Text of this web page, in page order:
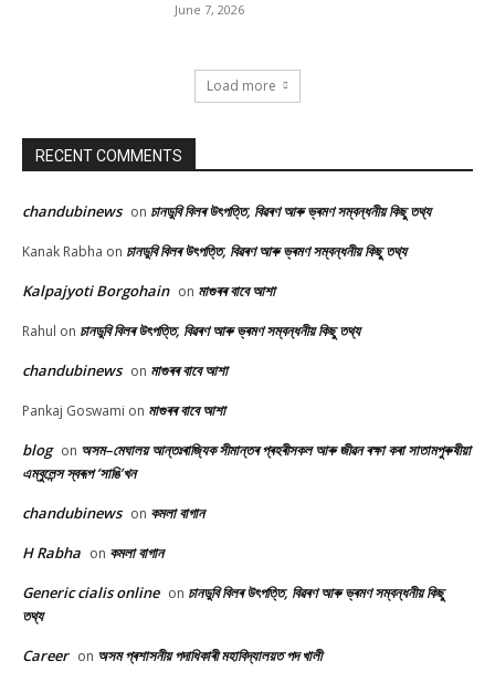
June 7, 2026
Load more
RECENT COMMENTS
chandubinews on চানডুবি বিলৰ উৎপত্তি, বিৱৰণ আৰু ভ্ৰমণ সম্বন্ধনীয় কিছু তথ্য
Kanak Rabha on চানডুবি বিলৰ উৎপত্তি, বিৱৰণ আৰু ভ্ৰমণ সম্বন্ধনীয় কিছু তথ্য
Kalpajyoti Borgohain on মাগুৰৰ বাবে আশা
Rahul on চানডুবি বিলৰ উৎপত্তি, বিৱৰণ আৰু ভ্ৰমণ সম্বন্ধনীয় কিছু তথ্য
chandubinews on মাগুৰৰ বাবে আশা
Pankaj Goswami on মাগুৰৰ বাবে আশা
blog on অসম–মেঘালয় আন্তঃৰাজ্যিক সীমান্তৰ প্ৰহৰীসকল আৰু জীৱন ৰক্ষা কৰা সাতামপুৰুষীয়া
এম্বুলেন্স স্বৰূপ ‘সাঙি’খন
chandubinews on কমলা বাগান
H Rabha on কমলা বাগান
Generic cialis online on চানডুবি বিলৰ উৎপত্তি, বিৱৰণ আৰু ভ্ৰমণ সম্বন্ধনীয় কিছু
তথ্য
Career on অসম প্ৰশাসনীয় পদাধিকাৰী মহাবিদ্যালয়ত পদ খালী